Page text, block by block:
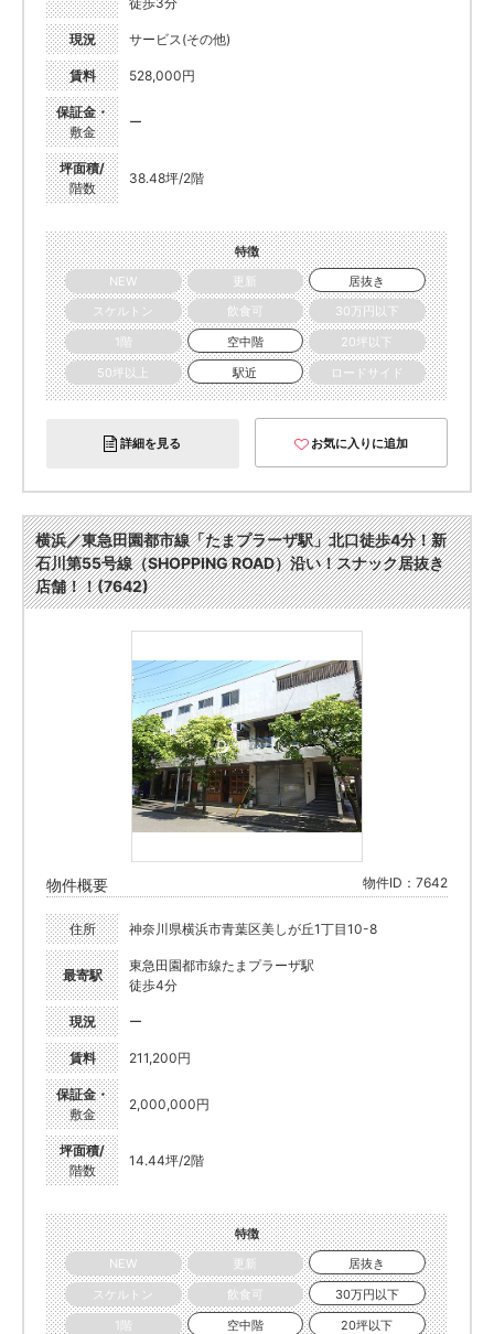
現況 サービス(その他)
賃料 528,000円
保証金・
敷金
ー
坪面積/
階数
38.48坪/2階
特徴
NEW
更新
居抜き
スケルトン
飲食可
30万円以下
1階
空中階
20坪以下
50坪以上
駅近 ロードサイド
詳細を見る お気に入りに追加
横浜／東急田園都市線「たまプラーザ駅」北口徒歩4分！新
石川第55号線（SHOPPING ROAD）沿い！スナック居抜き
店舗！！(7642)
物件概要 物件ID：7642
住所 神奈川県横浜市青葉区美しが丘1丁目10-8
最寄駅
東急田園都市線たまプラーザ駅
徒歩4分
現況 ー
賃料 211,200円
保証金・
敷金
2,000,000円
坪面積/
階数
14.44坪/2階
特徴
NEW
更新
居抜き
スケルトン
飲食可
30万円以下
1階
空中階
20坪以下